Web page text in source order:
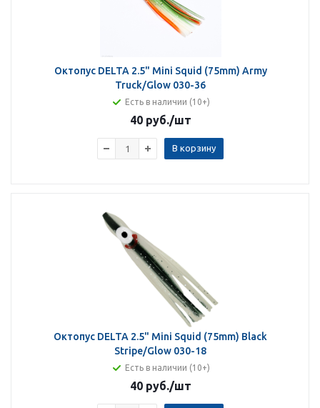
Октопус DELTA 2.5" Mini Squid (75mm) Army
Truck/Glow 030-36
Есть в наличии (10+)
40 руб./шт
В корзину
Октопус DELTA 2.5" Mini Squid (75mm) Black
Stripe/Glow 030-18
Есть в наличии (10+)
40 руб./шт